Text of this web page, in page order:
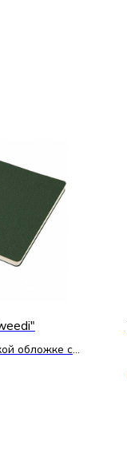
обложке с